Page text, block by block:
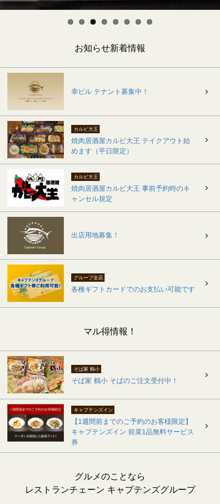
お知らせ新着情報
幸ビル テナント募集中！
カルビ大王
焼肉居酒屋カルビ大王 テイクアウト始
めます（平日限定）
カルビ大王
焼肉居酒屋カルビ大王 事前予約時のキ
ャンセル規定
出店用地募集！
グループ全店
各種ギフトカードでのお支払い可能です
マル得情報！
そば家 鶴小
そば家 鶴小 そばのご注文受付中！
キャプテンズイン
【1週間前までのご予約のお客様限定】
キャプテンズイン 前菜1品無料サービス
券
グルメのことなら
レストランチェーン キャプテンズグループ